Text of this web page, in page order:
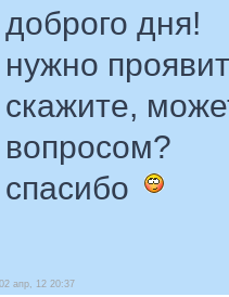
доброго дня!
нужно
скажите,
вопросом?
спасибо
02 апр, 12 20:37